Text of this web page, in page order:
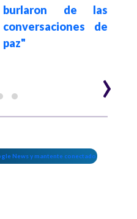
burlaron de las
conversaciones de
paz"
›
News y mantente conectado